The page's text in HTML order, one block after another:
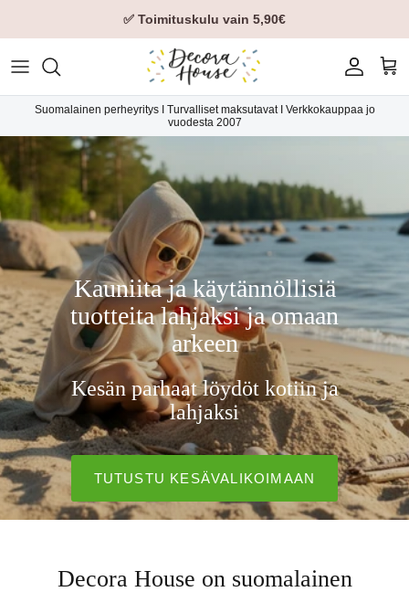
✅ Toimituskulu vain 5,90€
Tili
Suomalainen perheyritys I Turvalliset maksutavat I Verkkokauppaa jo
vuodesta 2007
Kauniita ja käytännöllisiä
tuotteita lahjaksi ja omaan
arkeen
Kesän parhaat löydöt kotiin ja
lahjaksi
TUTUSTU KESÄVALIKOIMAAN
Decora House on suomalainen